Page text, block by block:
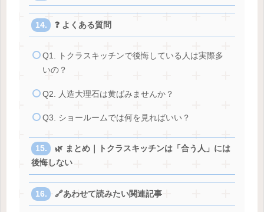
❓ よくある質問
Q1. トクラスキッチンで後悔している人は実際多
いの？
Q2. 人造大理石は黄ばみませんか？
Q3. ショールームでは何を見ればいい？
🌿 まとめ｜トクラスキッチンは「合う人」には
後悔しない
🔗あわせて読みたい関連記事